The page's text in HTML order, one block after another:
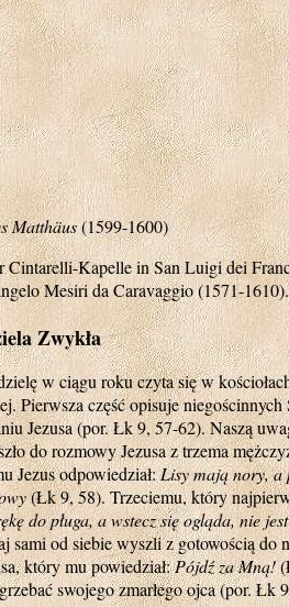
Matthäus(1599-1600)
Cintarelli-Kapelle in San Luigi dei
Mesiri da Caravaggio (1571-1610).
Zwykła
w ciągu roku czyta się w
Pierwsza część opisuje
Jezusa (por. Łk 9, 57-62). Naszą
do rozmowy Jezusa z trzema
Jezus odpowiedział:Lisy mają nory, a
(Łk 9, 58). Trzeciemu, który
do pługa, a wstecz się ogląda, nie
sami od siebie wyszli z gotowością do
który mu powiedział:Pójdź za Mną!
swojego zmarłego ojca (por. Łk